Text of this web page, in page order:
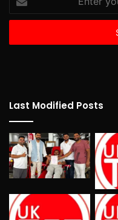
your
Email
Last Modified Posts